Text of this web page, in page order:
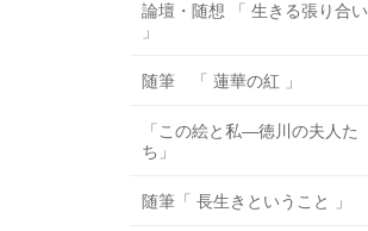
論壇・随想 「 生きる張り合い
」
随筆 「 蓮華の紅 」
「この絵と私―徳川の夫人た
ち」
随筆「 長生きということ 」